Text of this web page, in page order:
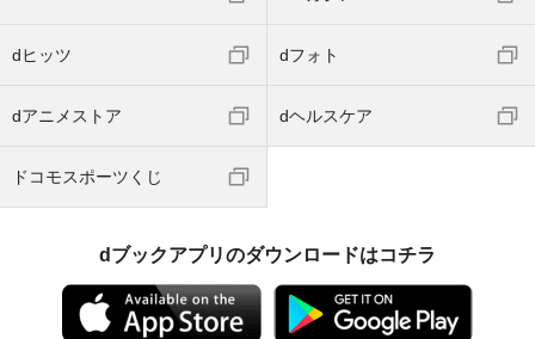
dヒッツ dフォト
dアニメストア dヘルスケア
ドコモスポーツくじ
dブックアプリのダウンロードはコチラ